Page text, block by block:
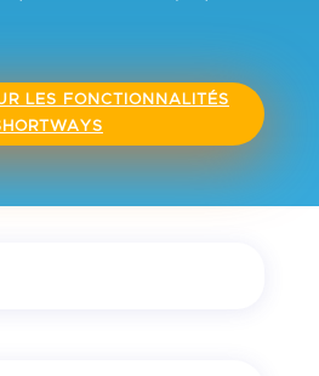
LES FONCTIONNALITÉS